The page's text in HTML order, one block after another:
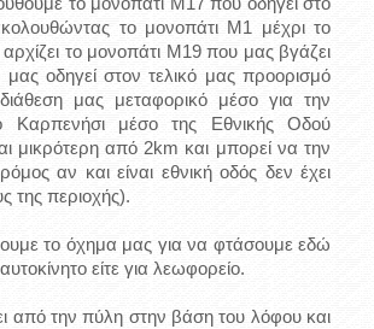
το μονοπάτι Μ1 μέχρι το
το μονοπάτι Μ19 που μας βγάζει
οδηγεί στον τελικό μας προορισμό
μας μεταφορικό μέσο για την
Καρπενήσι μέσο της Εθνικής Οδού
μικρότερη από 2km και μπορεί να την
αν και είναι εθνική οδός δεν έχει
της περιοχής).
το όχημα μας για να φτάσουμε εδώ
είτε για λεωφορείο.
από την πύλη στην βάση του λόφου και